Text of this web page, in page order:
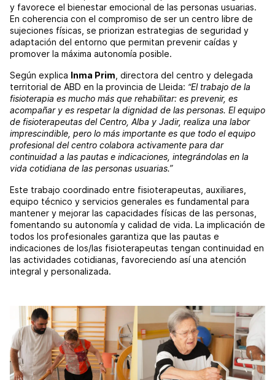
y favorece el bienestar emocional de las personas usuarias.
En coherencia con el compromiso de ser un centro libre de
sujeciones físicas, se priorizan estrategias de seguridad y
adaptación del entorno que permitan prevenir caídas y
promover la máxima autonomía posible.
Según explica Inma Prim , directora del centro y delegada
territorial de ABD en la provincia de Lleida: “El trabajo de la
fisioterapia es mucho más que rehabilitar: es prevenir, es
acompañar y es respetar la dignidad de las personas. El equipo
de fisioterapeutas del Centro, Alba y Jadir, realiza una labor
imprescindible, pero lo más importante es que todo el equipo
profesional del centro colabora activamente para dar
continuidad a las pautas e indicaciones, integrándolas en la
vida cotidiana de las personas usuarias.”
Este trabajo coordinado entre fisioterapeutas, auxiliares,
equipo técnico y servicios generales es fundamental para
mantener y mejorar las capacidades físicas de las personas,
fomentando su autonomía y calidad de vida. La implicación de
todos los profesionales garantiza que las pautas e
indicaciones de los/las fisioterapeutas tengan continuidad en
las actividades cotidianas, favoreciendo así una atención
integral y personalizada.